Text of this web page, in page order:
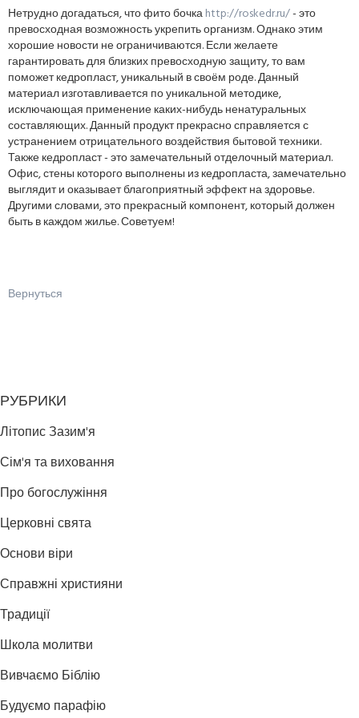
Нетрудно догадаться, что фито бочкаhttp://roskedr.ru/- это
превосходная возможность укрепить организм. Однако этим
хорошие новости не ограничиваются. Если желаете
гарантировать для близких превосходную защиту, то вам
поможет кедропласт, уникальный в своём роде. Данный
материал изготавливается по уникальной методике,
исключающая применение каких-нибудь ненатуральных
составляющих. Данный продукт прекрасно справляется с
устранением отрицательного воздействия бытовой техники.
Также кедропласт - это замечательный отделочный материал.
Офис, стены которого выполнены из кедропласта, замечательно
выглядит и оказывает благоприятный эффект на здоровье.
Другими словами, это прекрасный компонент, который должен
быть в каждом жилье. Советуем!
Вернуться
РУБРИКИ
Літопис Зазим'я
Сім'я та виховання
Про богослужіння
Церковні свята
Основи віри
Справжні християни
Традиції
Школа молитви
Вивчаємо Біблію
Будуємо парафію